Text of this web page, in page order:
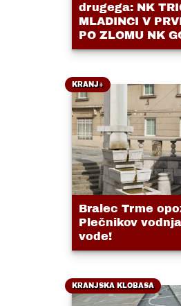
drugega: NK
MLADINCI V
PO ZLOMU NK
KRANJ+
Bralec Trme
Plečnikov
vode!
KRANJSKA KLOBASA